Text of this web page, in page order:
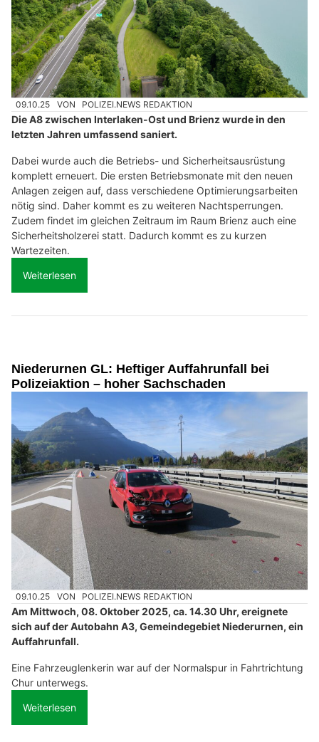
09.10.25 VON POLIZEI.NEWS REDAKTION
Die A8 zwischen Interlaken-Ost und Brienz wurde in den
letzten Jahren umfassend saniert.
Dabei wurde auch die Betriebs- und Sicherheitsausrüstung
komplett erneuert. Die ersten Betriebsmonate mit den neuen
Anlagen zeigen auf, dass verschiedene Optimierungsarbeiten
nötig sind. Daher kommt es zu weiteren Nachtsperrungen.
Zudem findet im gleichen Zeitraum im Raum Brienz auch eine
Sicherheitsholzerei statt. Dadurch kommt es zu kurzen
Wartezeiten.
Weiterlesen
Niederurnen GL: Heftiger Auffahrunfall bei
Polizeiaktion – hoher Sachschaden
09.10.25 VON POLIZEI.NEWS REDAKTION
Am Mittwoch, 08. Oktober 2025, ca. 14.30 Uhr, ereignete
sich auf der Autobahn A3, Gemeindegebiet Niederurnen, ein
Auffahrunfall.
Eine Fahrzeuglenkerin war auf der Normalspur in Fahrtrichtung
Chur unterwegs.
Weiterlesen